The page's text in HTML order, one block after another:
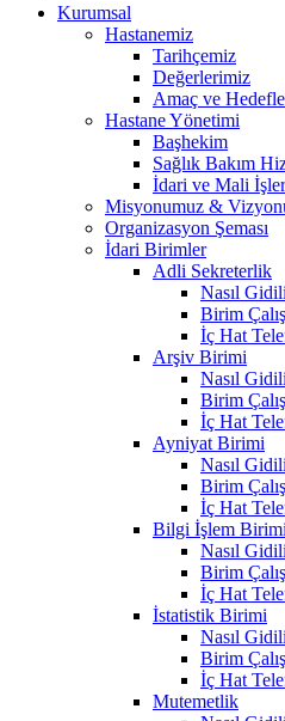
Kurumsal
Hastanemiz
Tarihçemiz
Değerlerimiz
Amaç ve
Hastane Yönetimi
Başhekim
Sağlık Bakım
İdari ve Mali
Misyonumuz &
Organizasyon Şeması
İdari Birimler
Adli Sekreterlik
Nasıl
Birim
İç Hat
Arşiv Birimi
Nasıl
Birim
İç Hat
Ayniyat Birimi
Nasıl
Birim
İç Hat
Bilgi İşlem Birimi
Nasıl
Birim
İç Hat
İstatistik Birimi
Nasıl
Birim
İç Hat
Mutemetlik